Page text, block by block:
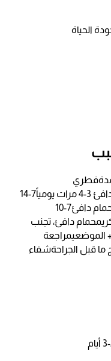
الحياة​
(المبيضات)كلوتريمازول 1% كريمحمام دافئ 3-4 مرات يومياً7-14
يومبكتيريمضاد حيوي موضعي أو فمويحمام دافئ7-10
تهيجهيدروكورتيزون 1% كريمحمام دافئ، تجنب
+ الموضعيمراجعة
قبل الجراحةشفاء